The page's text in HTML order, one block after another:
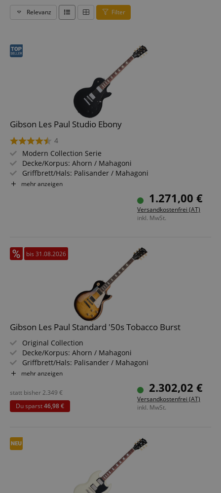
Relevanz Filter
Gibson Les Paul Studio Ebony
4
Modern Collection Serie
Decke/Korpus: Ahorn / Mahagoni
Griffbrett/Hals: Palisander / Mahagoni
Tonabnehmer: 2x Burstbucker Pro (HH)
mehr anzeigen
1.271,00 €
Versandkostenfrei (AT)
inkl. MwSt.
bis 31.08.2026
Gibson Les Paul Standard '50s Tobacco Burst
Original Collection
Decke/Korpus: Ahorn / Mahagoni
Griffbrett/Hals: Palisander / Mahagoni
Tonabnehmer: Burstbucker 1/2 (HH)
Inklusive Hartschalenkoffer
mehr anzeigen
2.302,02 €
Versandkostenfrei (AT)
inkl. MwSt.
statt bisher2.349 €
Du sparst46,98 €